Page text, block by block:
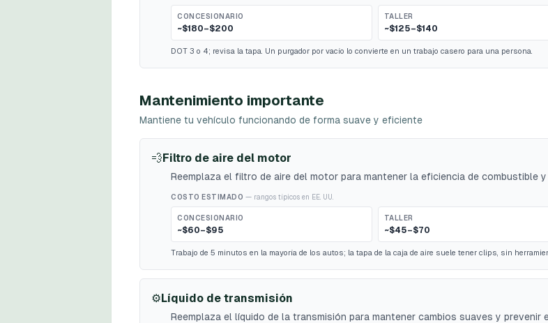
CONCESIONARIO
~$180–$200
TALLER
~$125–$140
DOT 3 o 4; revisa la tapa. Un purgador por vacío lo convierte en un trabajo casero para una persona.
Mantenimiento importante
Mantiene tu vehículo funcionando de forma suave y eficiente
💨Filtro de aire del motor
Reemplaza el filtro de aire del motor para mantener la eficiencia de combustible
COSTO ESTIMADO — rangos típicos en EE. UU.
CONCESIONARIO
~$60–$95
TALLER
~$45–$70
Trabajo de 5 minutos en la mayoría de los autos; la tapa de la caja de aire suele tener clips, sin
⚙️Líquido de transmisión
Reemplaza el líquido de la transmisión para mantener cambios suaves y prevenir